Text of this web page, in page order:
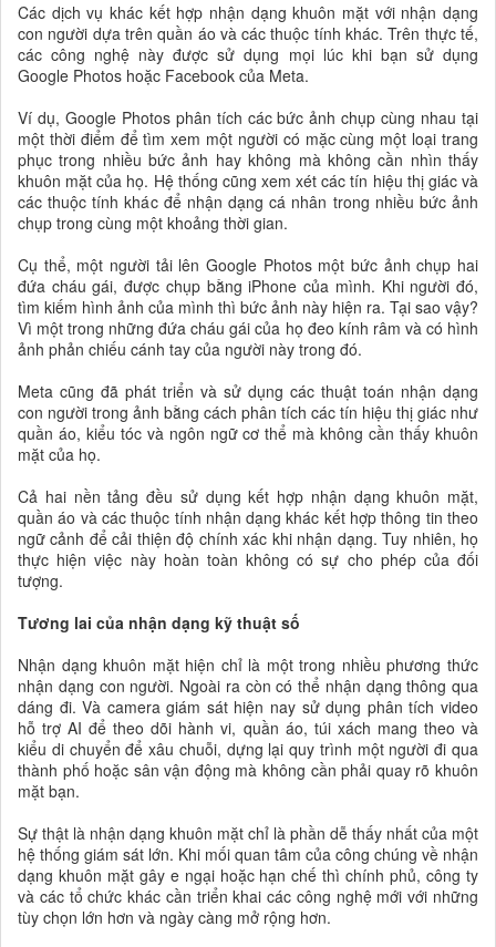
Các dịch vụ khác kết hợp nhận dạng khuôn mặt với nhận dạng
con người dựa trên quần áo và các thuộc tính khác. Trên thực tế,
các công nghệ này được sử dụng mọi lúc khi bạn sử dụng
Google Photos hoặc Facebook của Meta.
Ví dụ, Google Photos phân tích các bức ảnh chụp cùng nhau tại
một thời điểm để tìm xem một người có mặc cùng một loại trang
phục trong nhiều bức ảnh hay không mà không cần nhìn thấy
khuôn mặt của họ. Hệ thống cũng xem xét các tín hiệu thị giác và
các thuộc tính khác để nhận dạng cá nhân trong nhiều bức ảnh
chụp trong cùng một khoảng thời gian.
Cụ thể, một người tải lên Google Photos một bức ảnh chụp hai
đứa cháu gái, được chụp bằng iPhone của mình. Khi người đó,
tìm kiếm hình ảnh của mình thì bức ảnh này hiện ra. Tại sao vậy?
Vì một trong những đứa cháu gái của họ đeo kính râm và có hình
ảnh phản chiếu cánh tay của người này trong đó.
Meta cũng đã phát triển và sử dụng các thuật toán nhận dạng
con người trong ảnh bằng cách phân tích các tín hiệu thị giác như
quần áo, kiểu tóc và ngôn ngữ cơ thể mà không cần thấy khuôn
mặt của họ.
Cả hai nền tảng đều sử dụng kết hợp nhận dạng khuôn mặt,
quần áo và các thuộc tính nhận dạng khác kết hợp thông tin theo
ngữ cảnh để cải thiện độ chính xác khi nhận dạng. Tuy nhiên, họ
thực hiện việc này hoàn toàn không có sự cho phép của đối
tượng.
Tương lai của nhận dạng kỹ thuật số
Nhận dạng khuôn mặt hiện chỉ là một trong nhiều phương thức
nhận dạng con người. Ngoài ra còn có thể nhận dạng thông qua
dáng đi. Và camera giám sát hiện nay sử dụng phân tích video
hỗ trợ AI để theo dõi hành vi, quần áo, túi xách mang theo và
kiểu di chuyển để xâu chuỗi, dựng lại quy trình một người đi qua
thành phố hoặc sân vận động mà không cần phải quay rõ khuôn
mặt bạn.
Sự thật là nhận dạng khuôn mặt chỉ là phần dễ thấy nhất của một
hệ thống giám sát lớn. Khi mối quan tâm của công chúng về nhận
dạng khuôn mặt gây e ngại hoặc hạn chế thì chính phủ, công ty
và các tổ chức khác cần triển khai các công nghệ mới với những
tùy chọn lớn hơn và ngày càng mở rộng hơn.